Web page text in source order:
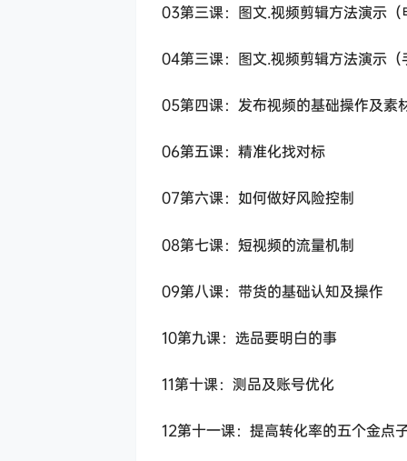
03第三课：图文.视频剪辑方法演示（
04第三课：图文.视频剪辑方法演示（
05第四课：发布视频的基础操作及素
06第五课：精准化找对标
07第六课：如何做好风险控制
08第七课：短视频的流量机制
09第八课：带货的基础认知及操作
10第九课：选品要明白的事
11第十课：测品及账号优化
12第十一课：提高转化率的五个金点